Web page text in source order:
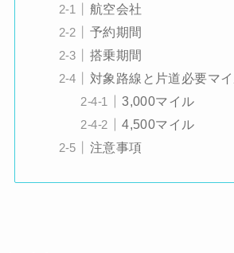
航空会社
予約期間
搭乗期間
対象路線と片道必要マ
3,000マイル
4,500マイル
注意事項